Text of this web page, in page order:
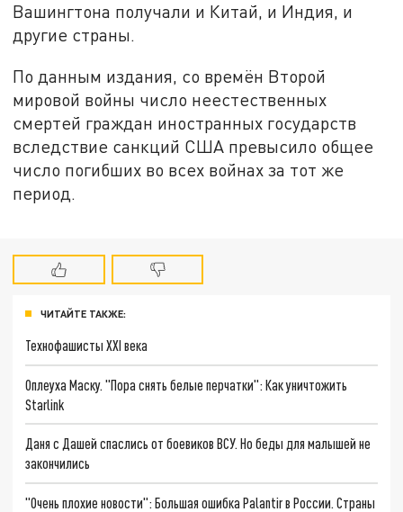
Вашингтона получали и Китай, и Индия, и
другие страны.
По данным издания, со времён Второй
мировой войны число неестественных
смертей граждан иностранных государств
вследствие санкций США превысило общее
число погибших во всех войнах за тот же
период.
ЧИТАЙТЕ ТАКЖЕ:
Технофашисты XXI века
Оплеуха Маску. "Пора снять белые перчатки": Как уничтожить
Starlink
Даня с Дашей спаслись от боевиков ВСУ. Но беды для малышей не
закончились
"Очень плохие новости": Большая ошибка Palantir в России. Страны